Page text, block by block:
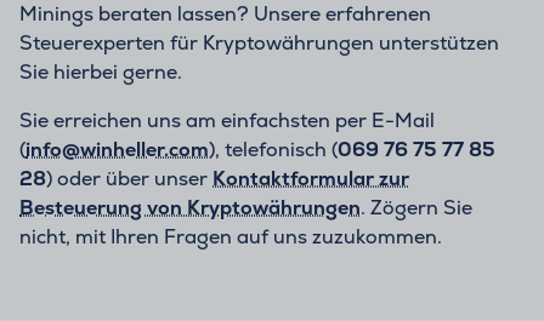
Minings beraten lassen? Unsere erfahrenen
Steuerexperten für Kryptowährungen unterstützen
Sie hierbei gerne.
Sie erreichen uns am einfachsten per E-Mail
(info@winheller.com), telefonisch (069 76 75 77 85
28) oder über unser Kontaktformular zur
Besteuerung von Kryptowährungen. Zögern Sie
nicht, mit Ihren Fragen auf uns zuzukommen.